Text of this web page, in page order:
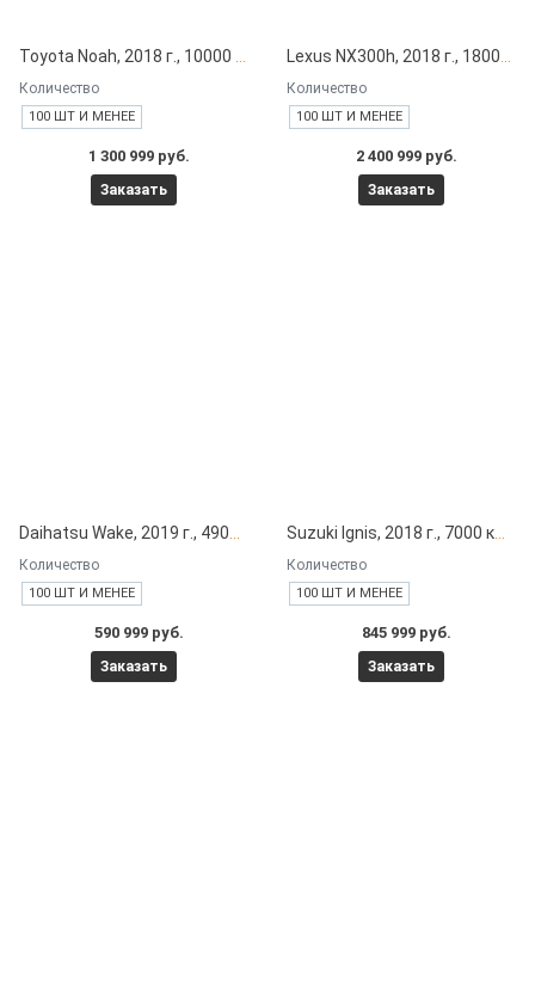
Toyota Noah, 2018 г., 10000 км под заказ с японских автоаукционов
Количество
100 ШТ И МЕНЕЕ
1 300 999 руб.
Заказать
Lexus NX300h, 2018 г., 18000 км под заказ с японских автоаукционов
Количество
100 ШТ И МЕНЕЕ
2 400 999 руб.
Заказать
Количество
100 ШТ И МЕНЕЕ
590 999 руб.
Заказать
Количество
100 ШТ И МЕНЕЕ
845 999 руб.
Заказать